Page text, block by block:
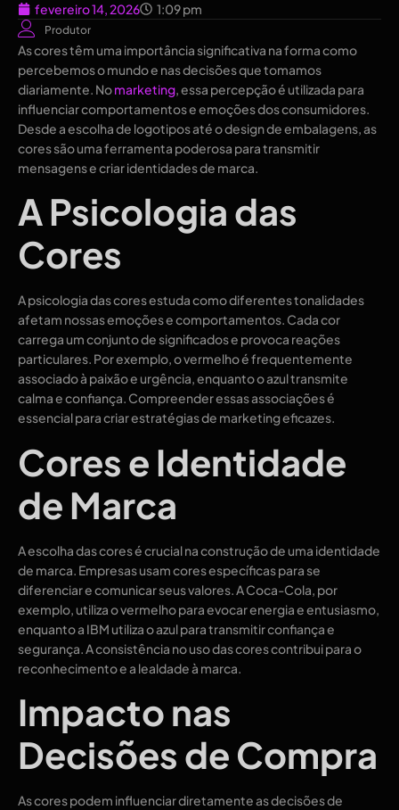
fevereiro 14, 2026 1:09 pm
Produtor
As cores têm uma importância significativa na forma como
percebemos o mundo e nas decisões que tomamos
diariamente. Nomarketing, essa percepção é utilizada para
influenciar comportamentos e emoções dos consumidores.
Desde a escolha de logotipos até o design de embalagens, as
cores são uma ferramenta poderosa para transmitir
mensagens e criar identidades de marca.
A Psicologia das
Cores
A psicologia das cores estuda como diferentes tonalidades
afetam nossas emoções e comportamentos. Cada cor
carrega um conjunto de significados e provoca reações
particulares. Por exemplo, o vermelho é frequentemente
associado à paixão e urgência, enquanto o azul transmite
calma e confiança. Compreender essas associações é
essencial para criar estratégias de marketing eficazes.
Cores e Identidade
de Marca
A escolha das cores é crucial na construção de uma identidade
de marca. Empresas usam cores específicas para se
diferenciar e comunicar seus valores. A Coca-Cola, por
exemplo, utiliza o vermelho para evocar energia e entusiasmo,
enquanto a IBM utiliza o azul para transmitir confiança e
segurança. A consistência no uso das cores contribui para o
reconhecimento e a lealdade à marca.
Impacto nas
Decisões de Compra
As cores podem influenciar diretamente as decisões de